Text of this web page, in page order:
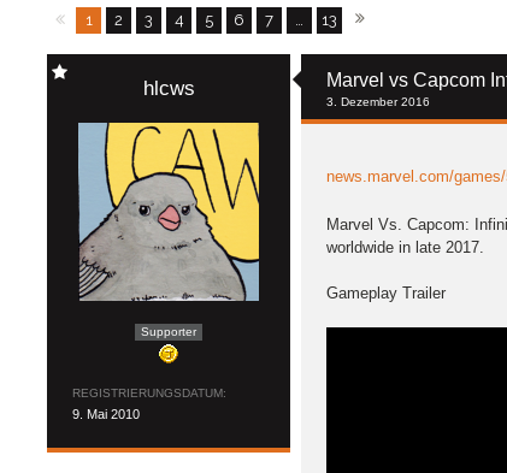
1 2 3 4 5 6 7 … 13
hlcws
Supporter
REGISTRIERUNGSDATUM
9. Mai 2010
Marvel vs Capcom
3. Dezember 2016
news.marvel.com/
Marvel Vs. Capcom:
worldwide in late 2017.
Gameplay Trailer